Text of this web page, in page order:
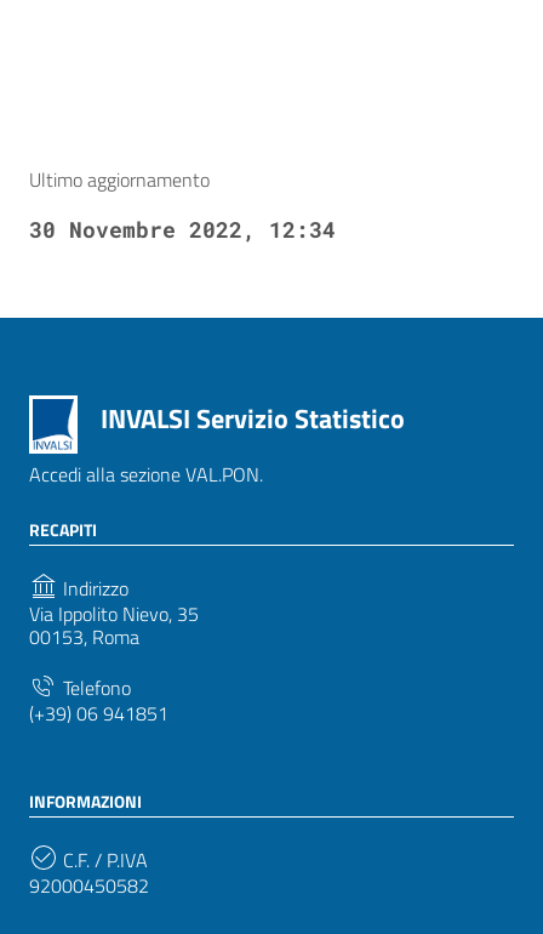
Ultimo aggiornamento
30 Novembre 2022, 12:34
INVALSI Servizio Statistico
Accedi alla sezione VAL.PON.
RECAPITI
Indirizzo
Via Ippolito Nievo, 35
00153, Roma
Telefono
(+39) 06 941851
INFORMAZIONI
C.F. / P.IVA
92000450582